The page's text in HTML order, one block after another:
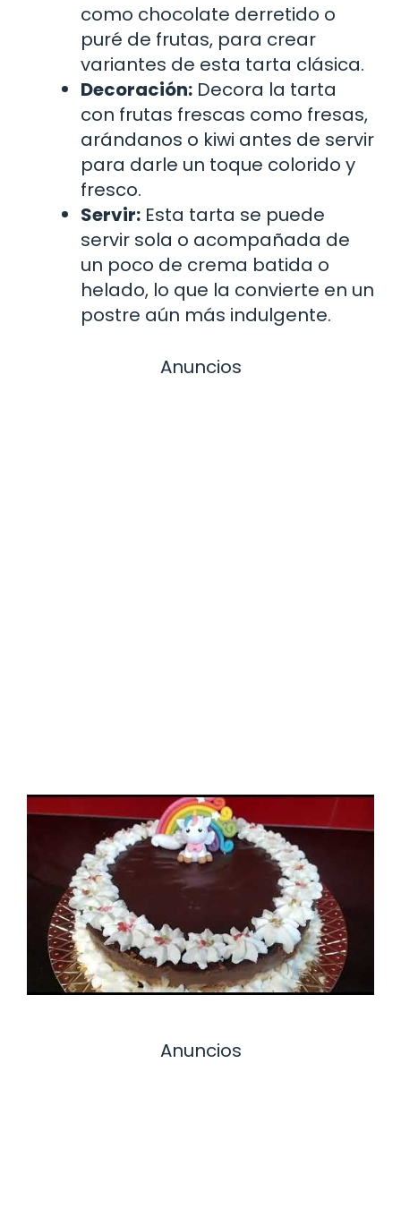
como chocolate derretido o
puré de frutas, para crear
variantes de esta tarta clásica.
Decoración: Decora la tarta
con frutas frescas como fresas,
arándanos o kiwi antes de servir
para darle un toque colorido y
fresco.
Servir: Esta tarta se puede
servir sola o acompañada de
un poco de crema batida o
helado, lo que la convierte en un
postre aún más indulgente.
Anuncios
Anuncios